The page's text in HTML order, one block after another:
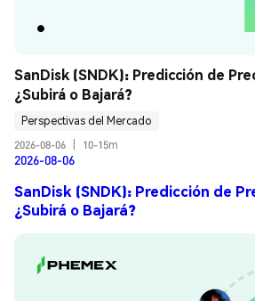
SanDisk (SNDK): Predicción de
¿Subirá o Bajará?
Perspectivas del Mercado
2026-08-06
10-15m
2026-08-06
SanDisk (SNDK): Predicción de
¿Subirá o Bajará?